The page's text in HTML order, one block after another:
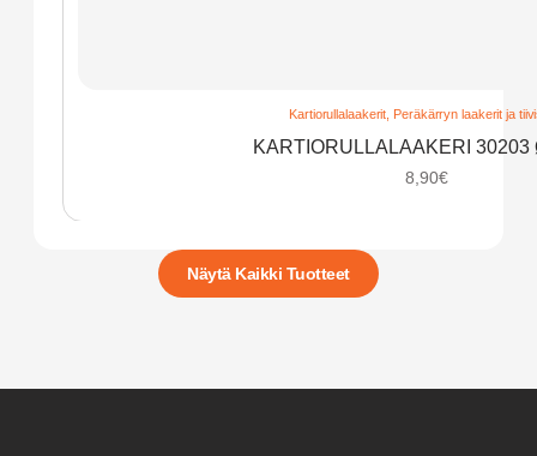
Näytä Kaikki Tuotteet
Kartiorullalaakerit Peräkärryn laakerit ja
KARTIORULLALAAKERI 30203
8,90€